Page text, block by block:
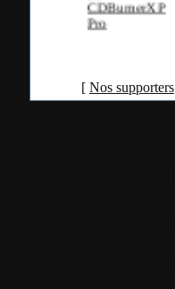
[ Nos supporters